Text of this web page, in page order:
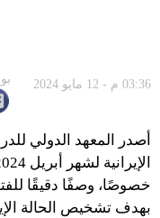
03:36 م - 12 مايو 2024
أصدر المعهد الدولي
خصوصًا، وصفًا دقيقًا
بهدف تشخيص الحالة